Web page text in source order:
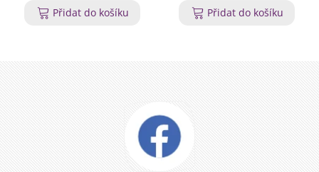
Přidat do košíku
Přidat do košíku